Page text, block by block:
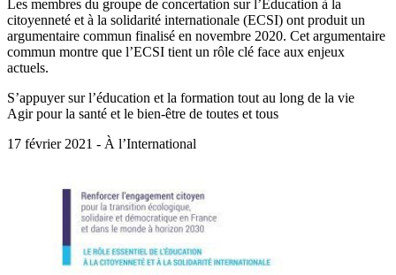
Les membres du groupe de concertation sur l’Éducation à la
citoyenneté et à la solidarité internationale (ECSI) ont produit un
argumentaire commun finalisé en novembre 2020. Cet argumentaire
commun montre que l’ECSI tient un rôle clé face aux enjeux
actuels.
S’appuyer sur l’éducation et la formation tout au long de la vie
Agir pour la santé et le bien-être de toutes et tous
17 février 2021 - À l’International